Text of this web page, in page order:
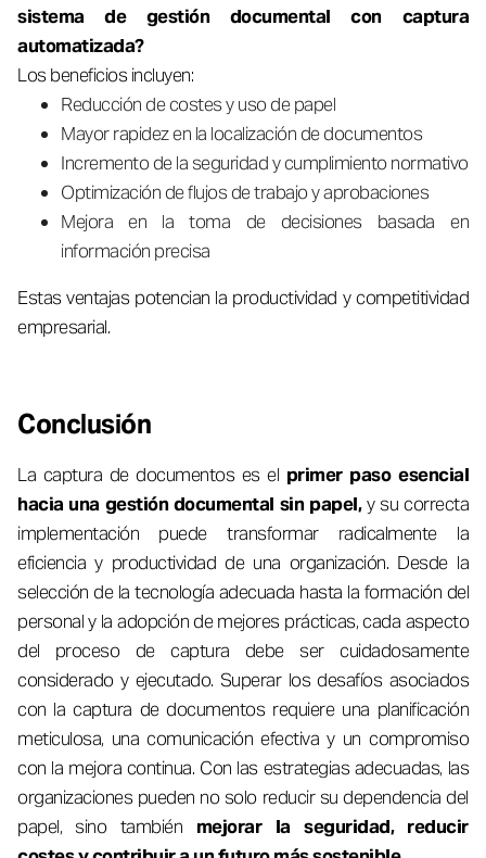
sistema de gestión documental con captura
automatizada?
Los beneficios incluyen:
Reducción de costes y uso de papel
Mayor rapidez en la localización de documentos
Incremento de la seguridad y cumplimiento normativo
Optimización de flujos de trabajo y aprobaciones
Mejora en la toma de decisiones basada en
información precisa
Estas ventajas potencian la productividad y competitividad
empresarial.
Conclusión
La captura de documentos es el primer paso esencial
hacia una gestión documental sin papel,y su correcta
implementación puede transformar radicalmente la
eficiencia y productividad de una organización. Desde la
selección de la tecnología adecuada hasta la formación del
personal y la adopción de mejores prácticas, cada aspecto
del proceso de captura debe ser cuidadosamente
considerado y ejecutado. Superar los desafíos asociados
con la captura de documentos requiere una planificación
meticulosa, una comunicación efectiva y un compromiso
con la mejora continua. Con las estrategias adecuadas, las
organizaciones pueden no solo reducir su dependencia del
papel, sino también mejorar la seguridad, reducir